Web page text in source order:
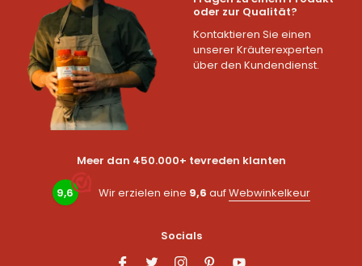
oder zur Qualität?
Kontaktieren Sie einen
unserer Kräuterexperten
über den Kundendienst.
Meer dan 450.000+ tevreden klanten
9,6 Wir erzielen eine 9,6 aufWebwinkelkeur
Socials